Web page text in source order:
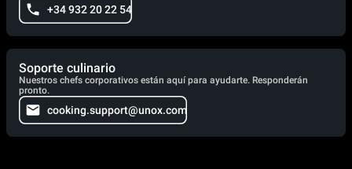
+34 932 20 22 54
Soporte culinario
Nuestros chefs corporativos están aquí para ayudarte. Responderán
pronto.
cooking.support@unox.com